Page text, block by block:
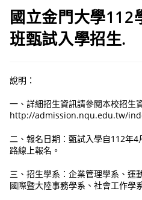
國立金門大學112
班甄試入學招生.
說明：
一、詳細招生資訊請參閱本校招生
http://admission.nqu.edu.tw/
二、報名日期：甄試入學自112年
路線上報名。
三、招生學系：企業管理學系、運
國際暨大陸事務學系、社會工作學